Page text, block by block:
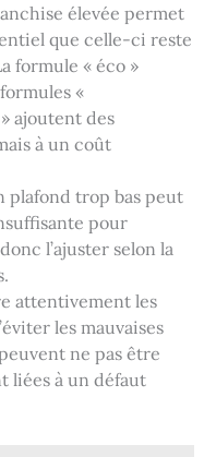
élevée permet
que celle-ci reste
formule « éco »
«
ajoutent des
à un coût
plafond trop bas peut
pour
l’ajuster selon la
attentivement les
les mauvaises
ne pas être
liées à un défaut